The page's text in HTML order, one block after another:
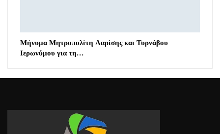
Μήνυμα Μητροπολίτη Λαρίσης και Τυρνάβου
Ιερωνύμου για τη…